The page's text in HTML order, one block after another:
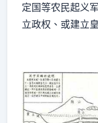
定国等农民起义
立政权、或建立